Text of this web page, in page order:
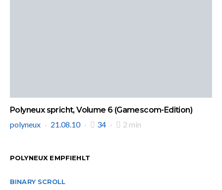
Polyneux spricht, Volume 6 (Gamescom-Edition)
polyneux
21.08.10 34 2 min
POLYNEUX EMPFIEHLT
BINARY SCROLL